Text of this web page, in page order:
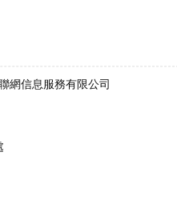
網信息服務有限公司